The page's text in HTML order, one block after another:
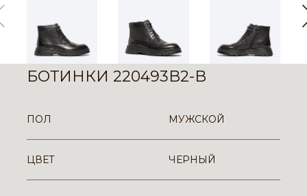
БОТИНКИ 220493B2-B
ПОЛ МУЖСКОЙ
ЦВЕТ ЧЕРНЫЙ